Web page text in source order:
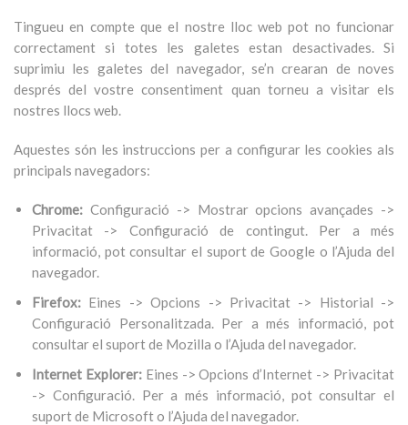
Tingueu en compte que el nostre lloc web pot no funcionar
correctament si totes les galetes estan desactivades. Si
suprimiu les galetes del navegador, se’n crearan de noves
després del vostre consentiment quan torneu a visitar els
nostres llocs web.
Aquestes són les instruccions per a configurar les cookies als
principals navegadors:
Chrome: Configuració -> Mostrar opcions avançades ->
Privacitat -> Configuració de contingut. Per a més
informació, pot consultar el suport de Google o l’Ajuda del
navegador.
Firefox: Eines -> Opcions -> Privacitat -> Historial ->
Configuració Personalitzada. Per a més informació, pot
consultar el suport de Mozilla o l’Ajuda del navegador.
Internet Explorer:Eines -> Opcions d’Internet -> Privacitat
-> Configuració. Per a més informació, pot consultar el
suport de Microsoft o l’Ajuda del navegador.